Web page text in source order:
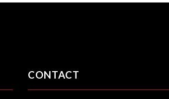
CONTACT